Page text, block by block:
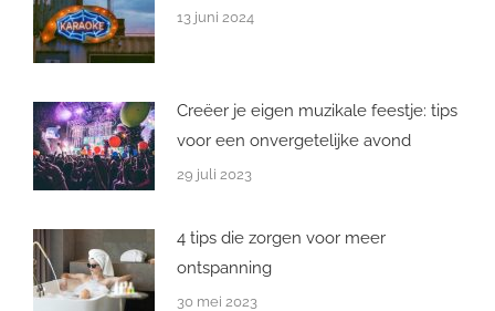
13 juni 2024
Creëer je eigen muzikale feestje: tips
voor een onvergetelijke avond
29 juli 2023
4 tips die zorgen voor meer
ontspanning
30 mei 2023